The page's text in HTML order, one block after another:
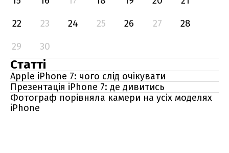
22
23 24 25 26 27
28
29
30
Статті
Apple iPhone 7: чого слід очікувати
Презентація iPhone 7: де дивитись
Фотограф порівняла камери на усіх моделях
iPhone